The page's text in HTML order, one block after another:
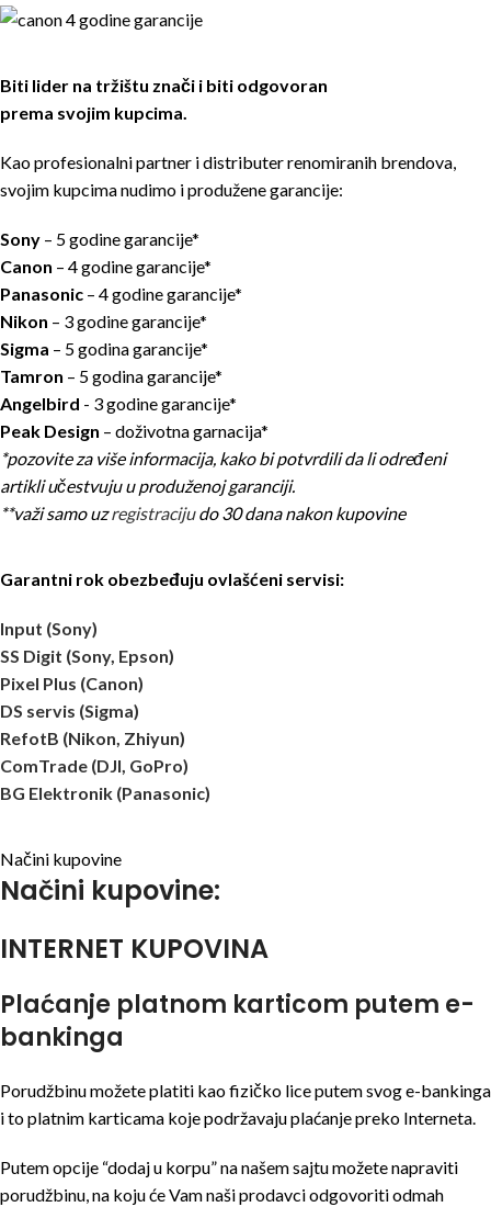
Biti lider na tržištu znači i biti odgovoran
prema svojim kupcima.
Kao profesionalni partner i distributer renomiranih brendova,
svojim kupcima nudimo i produžene garancije:
Sony – 5 godine garancije*
Canon – 4 godine garancije*
Panasonic – 4 godine garancije*
Nikon – 3 godine garancije*
Sigma – 5 godina garancije*
Tamron – 5 godina garancije*
Angelbird - 3 godine garancije*
Peak Design – doživotna garnacija*
*pozovite za više informacija, kako bi potvrdili da li određeni
artikli učestvuju u produženoj garanciji.
**važi samo uzregistracijudo 30 dana nakon kupovine
Garantni rok obezbeđuju ovlašćeni servisi:
Input (Sony)
SS Digit (Sony, Epson)
Pixel Plus (Canon)
DS servis (Sigma)
RefotB (Nikon, Zhiyun)
ComTrade (DJI, GoPro)
BG Elektronik (Panasonic)
Načini kupovine
Načini kupovine:
INTERNET KUPOVINA
Plaćanje platnom karticom putem e-
bankinga
Porudžbinu možete platiti kao fizičko lice putem svog e-bankinga
i to platnim karticama koje podržavaju plaćanje preko Interneta.
Putem opcije “dodaj u korpu” na našem sajtu možete napraviti
porudžbinu, na koju će Vam naši prodavci odgovoriti odmah